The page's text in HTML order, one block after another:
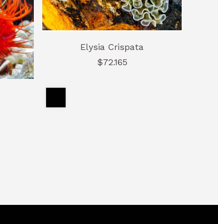
Elysia Crispata
$72.165